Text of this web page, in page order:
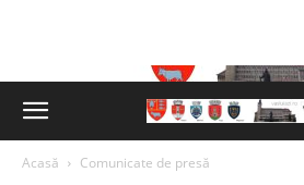
Acasă Comunicate de presă